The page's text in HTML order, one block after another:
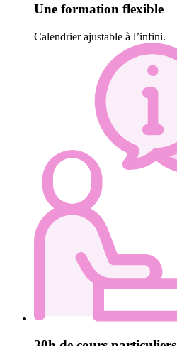
Une formation flexible
Calendrier ajustable à l’infini.